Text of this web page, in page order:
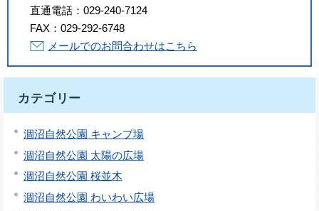
直通電話： 029-240-7124
FAX： 029-292-6748
メールでのお問合わせはこちら
カテゴリー
涸沼自然公園 キャンプ場
涸沼自然公園 太陽の広場
涸沼自然公園 桜並木
涸沼自然公園 わいわい広場